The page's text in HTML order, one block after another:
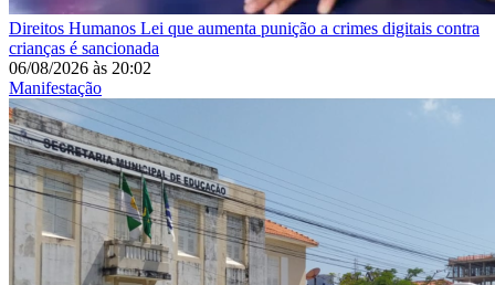
Direitos Humanos Lei que aumenta punição a crimes digitais contra
crianças é sancionada
06/08/2026 às 20:02
Manifestação